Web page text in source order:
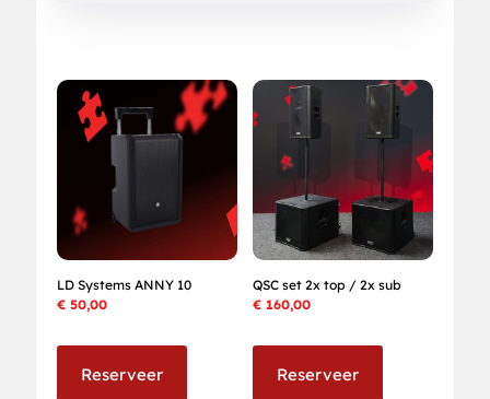
LD Systems ANNY 10
€ 50,00
Reserveer
QSC set 2x top / 2x sub
€160,00
Reserveer